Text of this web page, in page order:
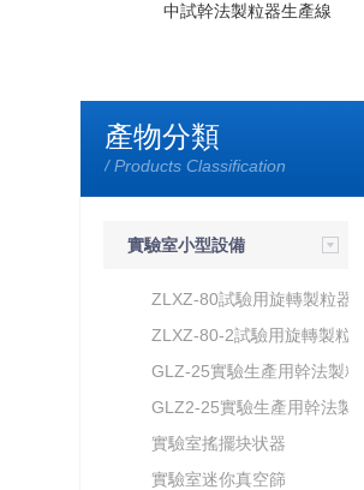
中試幹法製粒器生產線
產物分類
/ Products Classification
實驗室小型設備
ZLXZ-80試驗用旋轉製粒器
ZLXZ-80-2試驗用旋轉製粒器
GLZ-25實驗生產用幹法製粒
器
GLZ2-25實驗生產用幹法製粒
器
實驗室搖擺块状器
實驗室迷你真空篩